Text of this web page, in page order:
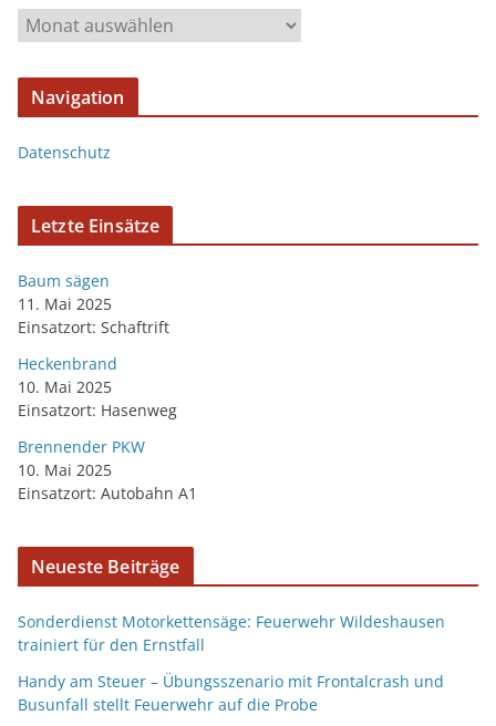
Navigation
Datenschutz
Letzte Einsätze
Baum sägen
11. Mai 2025
Einsatzort: Schaftrift
Heckenbrand
10. Mai 2025
Einsatzort: Hasenweg
Brennender PKW
10. Mai 2025
Einsatzort: Autobahn A1
Neueste Beiträge
Sonderdienst Motorkettensäge: Feuerwehr Wildeshausen
trainiert für den Ernstfall
Handy am Steuer – Übungsszenario mit Frontalcrash und
Busunfall stellt Feuerwehr auf die Probe